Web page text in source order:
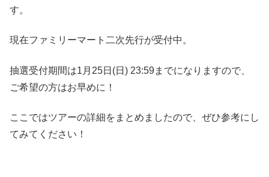
す。
現在ファミリーマート二次先行が受付中。
抽選受付期間は1月25日(日) 23:59までになりますので、
ご希望の方はお早めに！
ここではツアーの詳細をまとめましたので、ぜひ参考にし
てみてください！